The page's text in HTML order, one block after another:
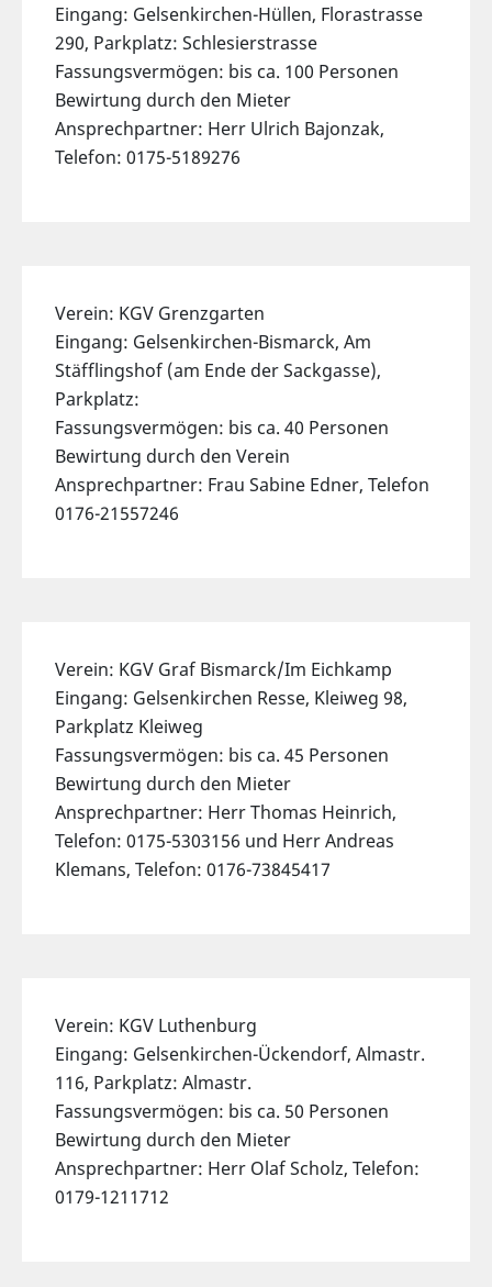
Eingang: Gelsenkirchen-Hüllen, Florastrasse
290, Parkplatz: Schlesierstrasse
Fassungsvermögen: bis ca. 100 Personen
Bewirtung durch den Mieter
Ansprechpartner: Herr Ulrich Bajonzak,
Telefon: 0175-5189276
Verein: KGV Grenzgarten
Eingang: Gelsenkirchen-Bismarck, Am
Stäfflingshof (am Ende der Sackgasse),
Parkplatz:
Fassungsvermögen: bis ca. 40 Personen
Bewirtung durch den Verein
Ansprechpartner: Frau Sabine Edner, Telefon
0176-21557246
Verein: KGV Graf Bismarck/Im Eichkamp
Eingang: Gelsenkirchen Resse, Kleiweg 98,
Parkplatz Kleiweg
Fassungsvermögen: bis ca. 45 Personen
Bewirtung durch den Mieter
Ansprechpartner: Herr Thomas Heinrich,
Telefon: 0175-5303156 und Herr Andreas
Klemans, Telefon: 0176-73845417
Verein: KGV Luthenburg
Eingang: Gelsenkirchen-Ückendorf, Almastr.
116, Parkplatz: Almastr.
Fassungsvermögen: bis ca. 50 Personen
Bewirtung durch den Mieter
Ansprechpartner: Herr Olaf Scholz, Telefon:
0179-1211712